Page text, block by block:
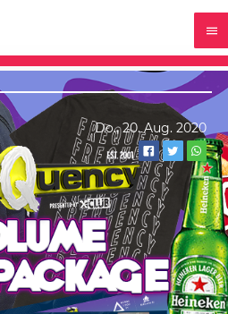
Do., 20. Aug. 2020